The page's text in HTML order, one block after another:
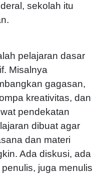
sekolah itu
pelajaran dasar
Misalnya
gagasan,
kreativitas, dan
pendekatan
dibuat agar
dan materi
Ada diskusi, ada
juga menulis